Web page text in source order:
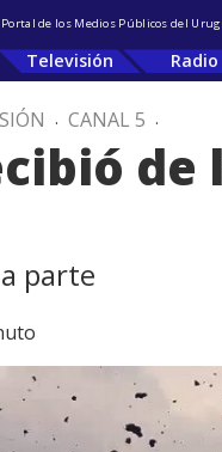
Portal de los Medios Públicos del
Televisión Radio
. CANAL 5 .
de
parte